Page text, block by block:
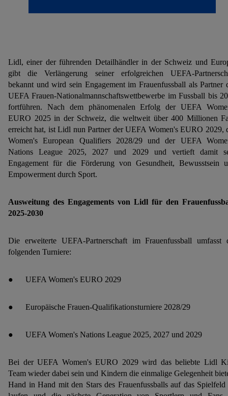
Lidl, einer der führenden Detailhändler in der Schweiz und
gibt die Verlängerung seiner erfolgreichen UEFA-
bekannt und wird sein Engagement im Frauenfussball als Partner
UEFA Frauen-Nationalmannschaftswettbewerbe im Fussball bis
fortführen. Nach dem phänomenalen Erfolg der UEFA
EURO 2025 in der Schweiz, die weltweit über 400 Millionen
erreicht hat, ist Lidl nun Partner der UEFA Women's EURO 2029,
Women's European Qualifiers 2028/29 und der UEFA
Nations League 2025, 2027 und 2029 und vertieft damit
Engagement für die Förderung von Gesundheit, Bewusstsein
Empowerment durch Sport.
Ausweitung des Engagements von Lidl für den
2025-2030
Die erweiterte UEFA-Partnerschaft im Frauenfussball umfasst
folgenden Turniere:
● UEFA Women's EURO 2029
● Europäische Frauen-Qualifikationsturniere 2028/29
● UEFA Women's Nations League 2025, 2027 und 2029
Bei der UEFA Women's EURO 2029 wird das beliebte Lidl
Team wieder dabei sein und Kindern die einmalige Gelegenheit
Hand in Hand mit den Stars des Frauenfussballs auf das Spielfeld